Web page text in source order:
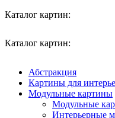
Каталог картин:
Каталог картин:
Абстракция
Картины для
Модульные картины
Модульные
Интерьерные